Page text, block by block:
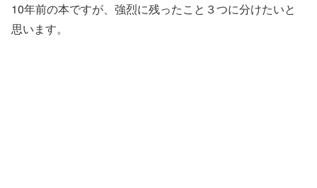
10年前の本ですが、強烈に残ったこと３つに分けたいと
思います。